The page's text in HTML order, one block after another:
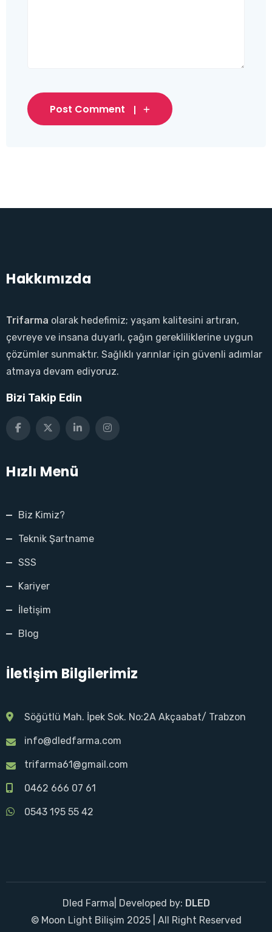
Post Comment
Hakkımızda
Trifarma olarak hedefimiz; yaşam kalitesini artıran,
çevreye ve insana duyarlı, çağın gerekliliklerine uygun
çözümler sunmaktır. Sağlıklı yarınlar için güvenli adımlar
atmaya devam ediyoruz.
Bizi Takip Edin
Hızlı Menü
Biz Kimiz?
Teknik Şartname
SSS
Kariyer
İletişim
Blog
İletişim Bilgilerimiz
Söğütlü Mah. İpek Sok. No:2A Akçaabat/ Trabzon
info@dledfarma.com
trifarma61@gmail.com
0462 666 07 61
0543 195 55 42
Dled Farma| Developed by: DLED
© Moon Light Bilişim 2025 | All Right Reserved